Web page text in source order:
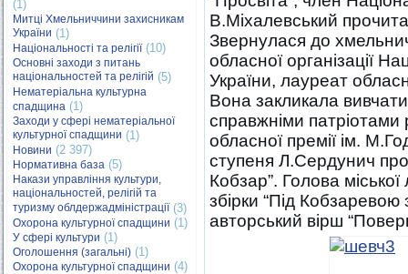
(1)
Митці Хмельниччини захисникам
України (1)
Національності та релігії(10)
Основні заходи з питань
національностей та релігій (5)
Нематеріальна культурна
спадщина (1)
Заходи у сфері нематеріальної
культурної спадщини (1)
Новини (2 397)
Нормативна база (5)
Накази управління культури,
національностей, релігій та
туризму облдержадміністрації(3)
Охорона культурної спадщини (1)
У сфері культури (1)
Оголошення (загальні) (1)
Охорона культурної спадщини (4)
В.Міхалевський
Звернулася до
обласної організації
України, лауреат
Вона закликала
справжніми патріотами
обласної премії ім.
ступеня Л.Сердунич
Кобзар”. Голова міської
збірки “Під
авторський вірш